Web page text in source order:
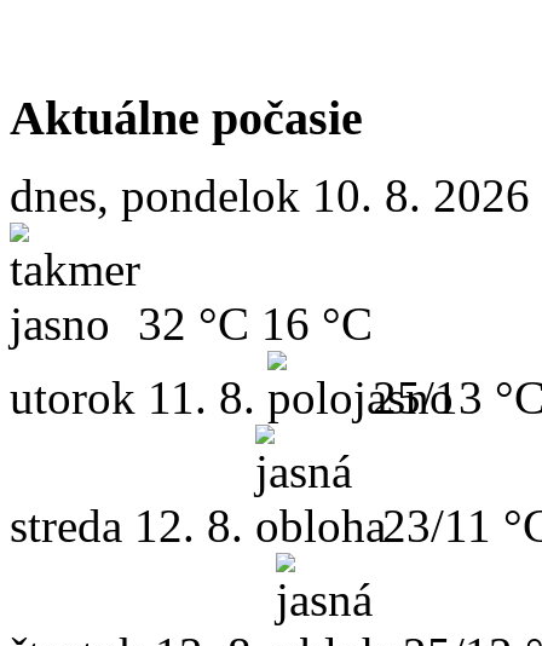
Aktuálne počasie
dnes, pondelok 10. 8. 2026
32 °C 16 °C
utorok 11. 8. 25/13
streda 12. 8. 23/11